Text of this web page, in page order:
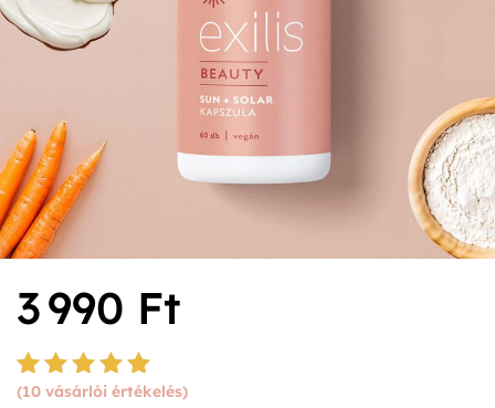
3 990 Ft
Értékelé
(10 vásárlói értékelés)